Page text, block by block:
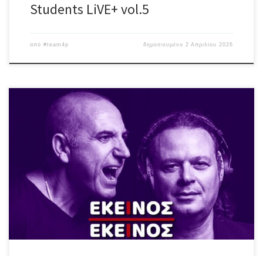
Students LiVE+ vol.5
από #team4p δημοσιευμένο2 Απριλίου 2026
Σάββατο 4 Απριλίου ♪ Εκείνος + Εκείνος #LiVE ή αλλιώς, η συνήθεια
που έγινε λατρεία! Άλλη μια μαγική βραδιά – 4η(!) για το 2026 – με
τραγούδια διαχρονικά & λατρεμένα που όλοι σιγοψιθυρίζουμε,
τραγούδια γεμάτα θύμησες, συναίσθημα και όμορφες στιγμές!
Πέρα από τα – πλέον – κλασσικά, “Χειμωνιάτικα Μπαρ”, “Χρώματα”,